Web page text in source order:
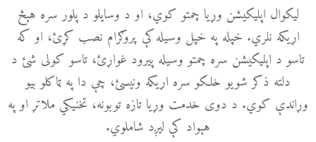
لیکوال اپلیکیشن وړیا چمتو کوي، او د وسایلو د پلور سره هېڅ
اړیکه نلري. خپله په خپل وسیله کې پروګرام نصب کړئ، او که
تاسو د اپلیکیشن سره چمتو وسیله پیرود غواړئ، تاسو کولی شئ د
دلته ذکر شویو خلکو سره اړیکه ونیسئ، چې دا په ټاکلو بیو
وړاندې کوي. د دوی خدمت وړیا تازه توبونه، تخنیکي ملاتړ او په
هېواد کې لیږد شاملوي.